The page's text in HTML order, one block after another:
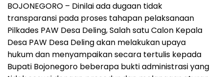
BOJONEGORO – Dinilai ada dugaan tidak
transparansi pada proses tahapan pelaksanaan
Pilkades PAW Desa Deling, Salah satu Calon Kepala
Desa PAW Desa Deling akan melakukan upaya
hukum dan menyampaikan secara tertulis kepada
Bupati Bojonegoro beberapa bukti administrasi yang